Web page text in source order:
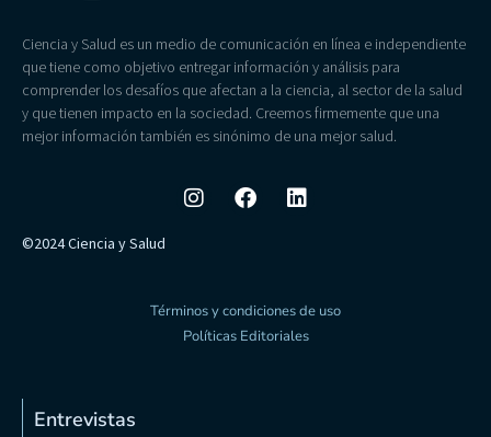
Ciencia y Salud es un medio de comunicación en línea e independiente
que tiene como objetivo entregar información y análisis para
comprender los desafíos que afectan a la ciencia, al sector de la salud
y que tienen impacto en la sociedad. Creemos firmemente que una
mejor información también es sinónimo de una mejor salud.
©2024 Ciencia y Salud
Términos y condiciones de uso
Políticas Editoriales
Entrevistas